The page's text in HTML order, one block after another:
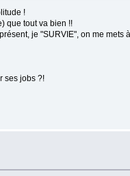
!
que tout va bien !!
je "SURVIE", on me mets
ses jobs ?!